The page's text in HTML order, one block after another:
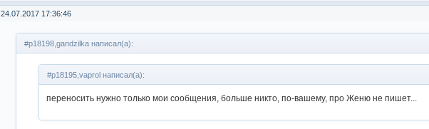
24.07.2017 17:36:46
#p18198,gandzilka написал(а):
#p18195,vaprol написал(а):
переносить нужно только мои сообщения, больше никто, по-вашему, про Женю не пишет...